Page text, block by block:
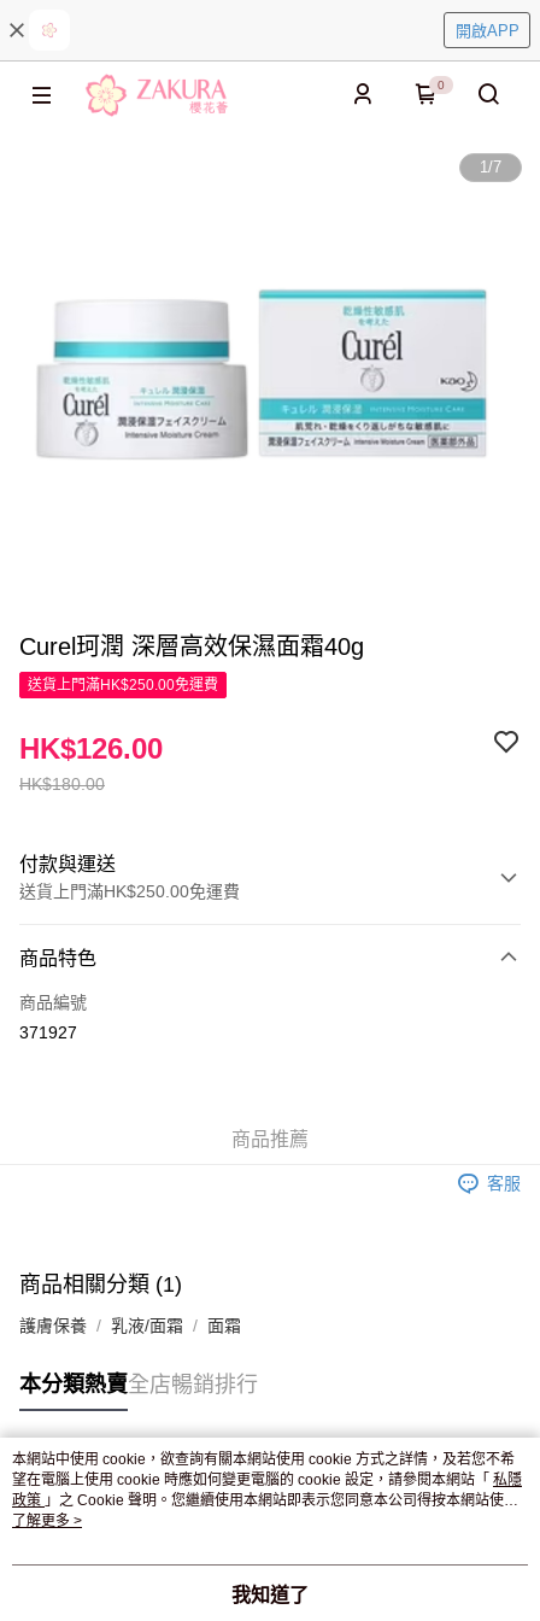
開啟APP
0
1/7
Curel珂潤 深層高效保濕面霜40g
送貨上門滿HK$250.00免運費
HK$180.00
HK$126.00
付款與運送
送貨上門滿HK$250.00免運費
信用卡
Apple Pay
付款後門市自取，訂單確認後2-4個工作天到店，7天內取。逾期後
商品特色
商品編號
371927
商品推薦
客服
商品相關分類 (1)
護膚保養 乳液/面霜 面霜
本分類熱賣全店暢銷排行
熱門標籤
熱銷排行
本網站中使用 cookie，欲查詢有關本網站使用 cookie 方式之詳情，及若您不希
望在電腦上使用 cookie 時應如何變更電腦的 cookie 設定，請參閱本網站「 私隱
政策 」之 Cookie 聲明。您繼續使用本網站即表示您同意本公司得按本網站使用
條款之 Cookie 聲明使用 cookie。
了解更多 >
我知道了